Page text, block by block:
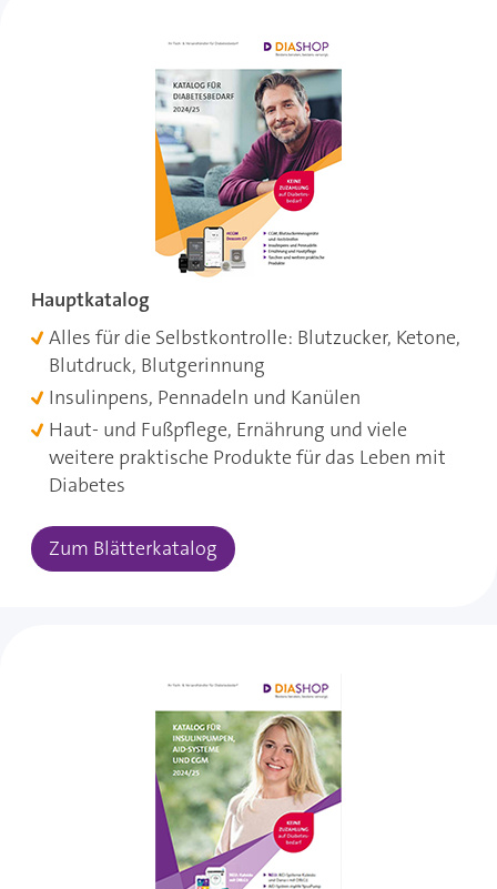
Hauptkatalog
Alles für die Selbstkontrolle: Blutzucker, Ketone,
Blutdruck, Blutgerinnung
Insulinpens, Pennadeln und Kanülen
Haut- und Fußpflege, Ernährung und viele
weitere praktische Produkte für das Leben mit
Diabetes
Zum Blätterkatalog